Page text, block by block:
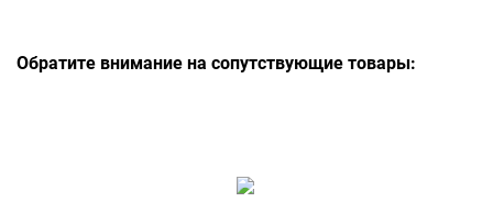
Обратите внимание на сопутствующие товары: